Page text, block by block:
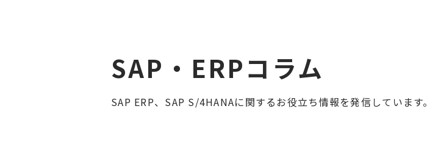
SAP・ERPコラム
SAP ERP、SAP S/4HANAに関するお役立ち情報を発信しています。